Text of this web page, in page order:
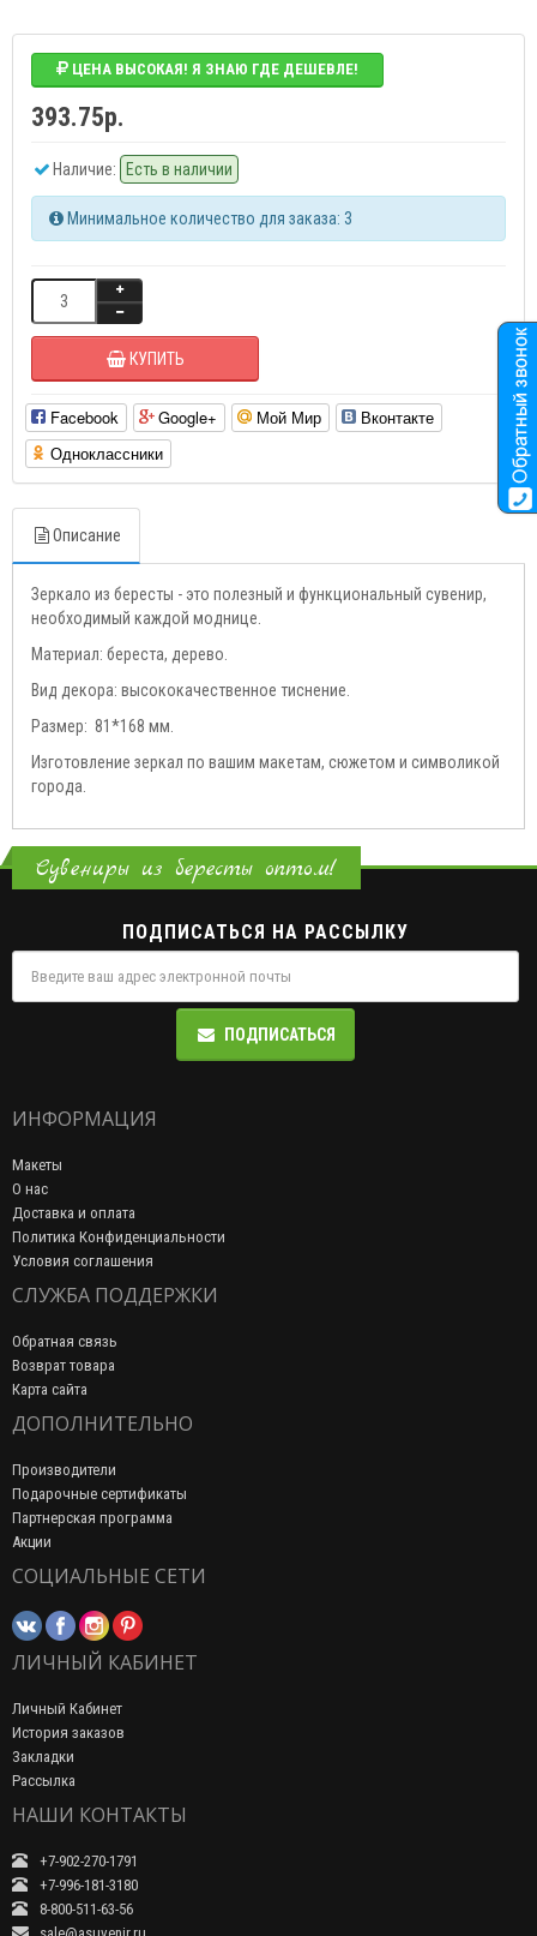
ЦЕНА ВЫСОКАЯ! Я ЗНАЮ ГДЕ ДЕШЕВЛЕ!
393.75р.
Наличие: Есть в наличии
Минимальное количество для заказа: 3
КУПИТЬ
Facebook Google+ Мой Мир
Вконтакте
Одноклассники
Описание
Зеркало из бересты - это полезный и функциональный сувенир,
необходимый каждой моднице.
Материал: береста, дерево.
Вид декора: высококачественное тиснение.
Размер: 81*168 мм.
Изготовление зеркал по вашим макетам, сюжетом и символикой
города.
Сувениры из бересты оптом!
ПОДПИСАТЬСЯ НА РАССЫЛКУ
ПОДПИСАТЬСЯ
ИНФОРМАЦИЯ
Макеты
О нас
Доставка и оплата
Политика Конфиденциальности
Условия соглашения
СЛУЖБА ПОДДЕРЖКИ
Обратная связь
Возврат товара
Карта сайта
ДОПОЛНИТЕЛЬНО
Производители
Подарочные сертификаты
Партнерская программа
Акции
СОЦИАЛЬНЫЕ СЕТИ
ЛИЧНЫЙ КАБИНЕТ
Личный Кабинет
История заказов
Закладки
Рассылка
НАШИ КОНТАКТЫ
+7-902-270-1791
+7-996-181-3180
8-800-511-63-56